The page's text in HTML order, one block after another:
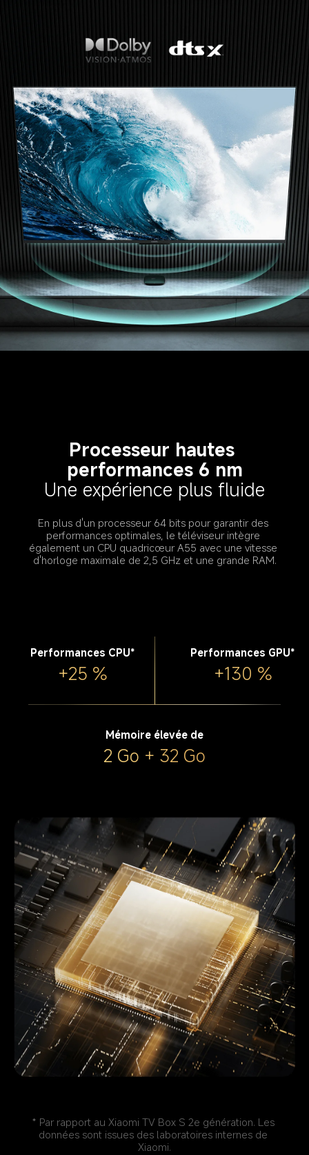
Processeur hautes
performances 6 nm
Une expérience plus fluide
En plus d'un processeur 64 bits pour garantir des
performances optimales, le téléviseur intègre
également un CPU quadricœur A55 avec une vitesse
d'horloge maximale de 2,5 GHz et une grande RAM.
Performances CPU*
+25 %
Performances GPU*
+130 %
Mémoire élevée de
2 Go + 32 Go
* Par rapport au Xiaomi TV Box S 2e génération. Les
données sont issues des laboratoires internes de
Xiaomi.